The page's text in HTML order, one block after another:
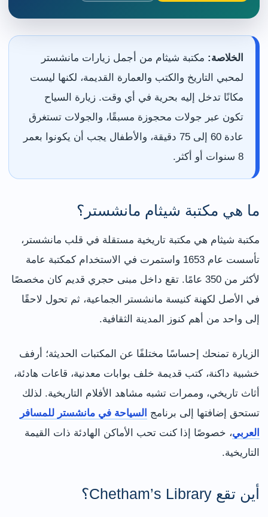
الخلاصة: مكتبة شيثام من أجمل زيارات مانشستر
لمحبي التاريخ والكتب والعمارة القديمة، لكنها ليست
مكانًا تدخل إليه بحرية في أي وقت. زيارة السياح
تكون عبر جولات محجوزة مسبقًا، والجولات تستغرق
عادة 60 إلى 75 دقيقة، والأطفال يجب أن يكونوا بعمر
8 سنوات أو أكثر.
ما هي مكتبة شيثام مانشستر؟
مكتبة شيثام هي مكتبة تاريخية مستقلة في قلب مانشستر،
تأسست عام 1653 واستمرت في الاستخدام كمكتبة عامة
لأكثر من 350 عامًا. تقع داخل مبنى حجري قديم كان مخصصًا
في الأصل لكهنة كنيسة مانشستر الجماعية، ثم تحول لاحقًا
إلى واحد من أهم كنوز المدينة الثقافية.
الزيارة تمنحك إحساسًا مختلفًا عن المكتبات الحديثة؛ أرفف
خشبية داكنة، كتب قديمة خلف بوابات معدنية، قاعات هادئة،
أثاث تاريخي، وممرات تشبه مشاهد الأفلام التاريخية. لذلك
تستحق إضافتها إلى برنامج السياحة في مانشستر للمسافر
العربي، خصوصًا إذا كنت تحب الأماكن الهادئة ذات القيمة
التاريخية.
أين تقع Chetham’s Library؟